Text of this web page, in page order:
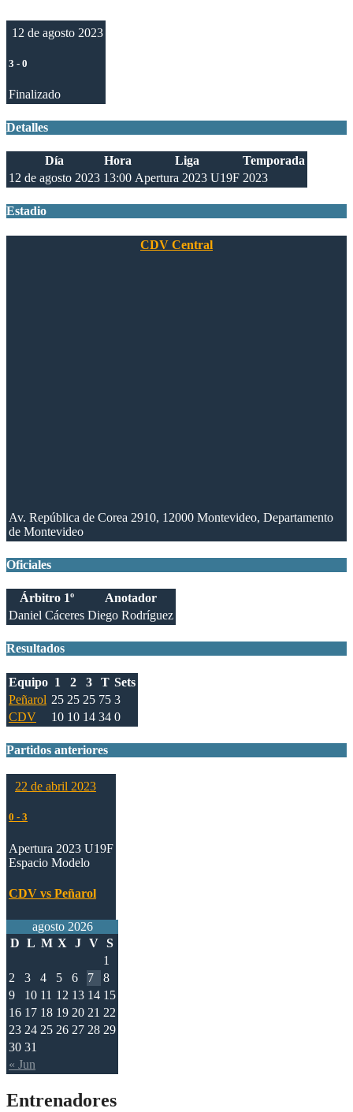
12 de agosto 2023
3 - 0
Finalizado
Detalles
Día Hora Liga
Temporada
12 de agosto 2023 13:00 Apertura 2023 U19F 2023
Estadio
CDV Central
Av. República de Corea 2910, 12000 Montevideo, Departamento
de Montevideo
Oficiales
Árbitro 1º
Anotador
Daniel Cáceres Diego Rodríguez
Resultados
Equipo 1 2 3 T Sets
Peñarol 25 25 25 75 3
CDV
10 10 14 34 0
Partidos anteriores
22 de abril 2023
0 - 3
Apertura 2023 U19F
Espacio Modelo
CDV vs Peñarol
agosto 2026
D L M X J V S
« Jun
1
2
3 4 5 6 7
8
9
10 11 12 13 14 15
16 17 18 19 20 21 22
23 24 25 26 27 28 29
30 31
Entrenadores